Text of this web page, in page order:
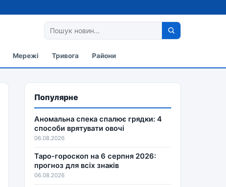
Мережі Тривога Райони
Популярне
Аномальна спека спалює грядки: 4
способи врятувати овочі
06.08.2026
Таро-гороскоп на 6 серпня 2026:
прогноз для всіх знаків
06.08.2026